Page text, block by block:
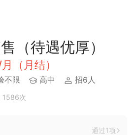
（待遇优厚）
（月结）
不限 高中 招6人
1586次
通过1项